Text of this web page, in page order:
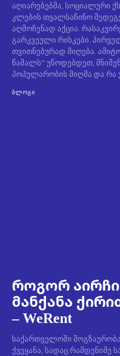
აღიარებებმა, სოციალური
კლების თვალსაჩინო
აღმოჩენად აქცია.
გარკვეული რისკები.
თვითნებურად მიღება.
წამალს“ უწოდებდეთ,
პოპულარობის მიღმა და რა
ᲑᲚᲝᲒᲘ
როგორ
მანქანა
– WeRent
საქართველოში
ქვეყანა, სადაც რამდენიმე